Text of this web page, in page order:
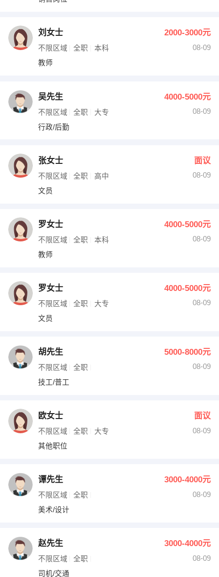
刘女士 2000-3000元
不限区域 全职 本科
08-09
教师
吴先生 4000-5000元
不限区域 全职 大专
08-09
行政/后勤
张女士 面议
不限区域 全职 高中
08-09
文员
罗女士 4000-5000元
不限区域 全职 本科
08-09
教师
罗女士 4000-5000元
不限区域 全职 大专
08-09
文员
胡先生 5000-8000元
不限区域 全职
08-09
技工/普工
欧女士 面议
不限区域 全职 大专
08-09
其他职位
谭先生 3000-4000元
不限区域 全职
08-09
美术/设计
赵先生 3000-4000元
不限区域 全职
08-09
司机/交通